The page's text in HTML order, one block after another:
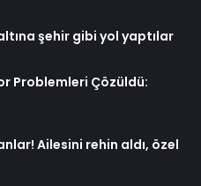
şehir gibi yol yaptılar
Problemleri Çözüldü:
Ailesini rehin aldı, özel